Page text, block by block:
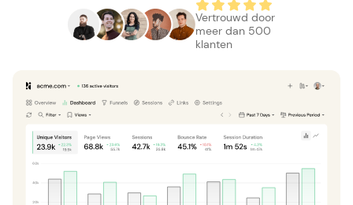
Vertrouwd door
meer dan 500
klanten